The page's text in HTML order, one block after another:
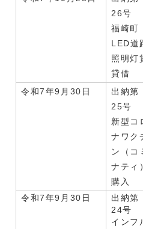
26号
福崎町
LED道
照明灯
貸借
令和7年9月30日
出納第
25号
新型コ
ナワク
ン（コ
ナティ
購入
令和7年9月30日
出納第
24号
インフ